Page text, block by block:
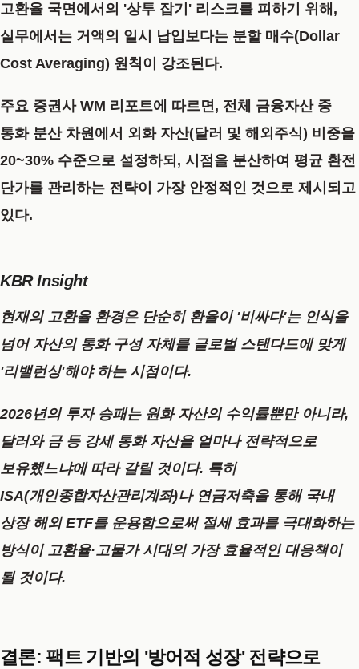
고환율 국면에서의 '상투 잡기' 리스크를 피하기 위해,
실무에서는 거액의 일시 납입보다는 분할 매수(Dollar
Cost Averaging) 원칙이 강조된다.
주요 증권사 WM 리포트에 따르면, 전체 금융자산 중
통화 분산 차원에서 외화 자산(달러 및 해외주식) 비중을
20~30% 수준으로 설정하되, 시점을 분산하여 평균 환전
단가를 관리하는 전략이 가장 안정적인 것으로 제시되고
있다.
KBR Insight
현재의 고환율 환경은 단순히 환율이 '비싸다'는 인식을
넘어 자산의 통화 구성 자체를 글로벌 스탠다드에 맞게
'리밸런싱'해야 하는 시점이다.
2026년의 투자 승패는 원화 자산의 수익률뿐만 아니라,
달러와 금 등 강세 통화 자산을 얼마나 전략적으로
보유했느냐에 따라 갈릴 것이다. 특히
ISA(개인종합자산관리계좌)나 연금저축을 통해 국내
상장 해외 ETF를 운용함으로써 절세 효과를 극대화하는
방식이 고환율·고물가 시대의 가장 효율적인 대응책이
될 것이다.
결론: 팩트 기반의 '방어적 성장' 전략으로